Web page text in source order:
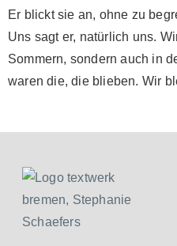
Er blickt sie an, ohne zu
Uns sagt er, natürlich uns.
Sommern, sondern auch in
waren die, die blieben. Wir